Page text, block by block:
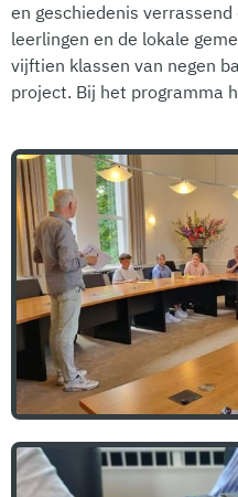
en geschiedenis
leerlingen en de lokale
vijftien klassen van negen
project. Bij het programma